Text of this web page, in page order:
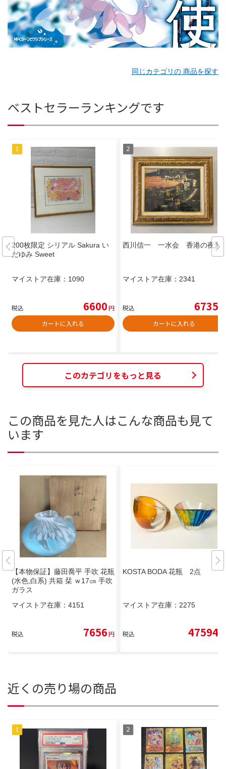
同じカテゴリの 商品を探す
ベストセラーランキングです
200枚限定 シリアル Sakura い
だゆみ Sweet
マイストア在庫： 1090
税込 6600円
カートに入れる
西川信一 一水会 香港の夜景
マイストア在庫： 2341
税込 6735
カートに入れる
このカテゴリをもっと見る
この商品を見た人はこんな商品も見て
います
【本物保証】藤田喬平 手吹 花瓶
(水色,白系) 共箱 栞 ｗ17㎝ 手吹
ガラス
マイストア在庫： 4151
税込 7656円
KOSTA BODA 花瓶 2点
マイストア在庫： 2275
税込 47594
近くの売り場の商品